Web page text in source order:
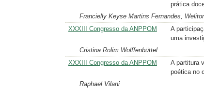
prática
Francielly Keyse Martins Fernandes,
XXXIII Congresso da ANPPOM
A
uma
Cristina Rolim Wolffenbüttel
XXXIII Congresso da ANPPOM
A partitura
poética no
Raphael Vilani